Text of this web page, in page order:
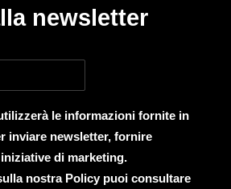
newsletter
le informazioni fornite in
inviare newsletter, fornire
di marketing.
nostra Policy puoi consultare